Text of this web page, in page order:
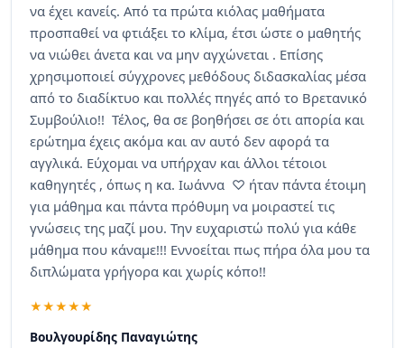
να έχει κανείς. Από τα πρώτα κιόλας μαθήματα
προσπαθεί να φτιάξει το κλίμα, έτσι ώστε ο μαθητής
να νιώθει άνετα και να μην αγχώνεται . Επίσης
χρησιμοποιεί σύγχρονες μεθόδους διδασκαλίας μέσα
από το διαδίκτυο και πολλές πηγές από το Βρετανικό
Συμβούλιο!! Τέλος, θα σε βοηθήσει σε ότι απορία και
ερώτημα έχεις ακόμα και αν αυτό δεν αφορά τα
αγγλικά. Εύχομαι να υπήρχαν και άλλοι τέτοιοι
καθηγητές , όπως η κα. Ιωάννα ♡ ήταν πάντα έτοιμη
για μάθημα και πάντα πρόθυμη να μοιραστεί τις
γνώσεις της μαζί μου. Την ευχαριστώ πολύ για κάθε
μάθημα που κάναμε!!! Εννοείται πως πήρα όλα μου τα
διπλώματα γρήγορα και χωρίς κόπο!!
Βουλγουρίδης Παναγιώτης